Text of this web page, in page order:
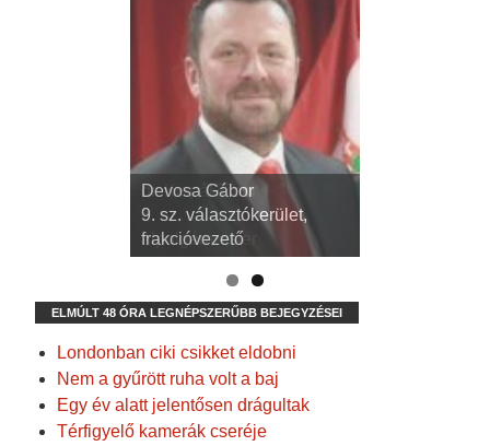
dr. Kispál Tibor
3. sz. választókerület,
alpolgármester
Devosa Gábor
9. sz. választókerület,
frakcióvezető
ELMÚLT 48 ÓRA LEGNÉPSZERŰBB BEJEGYZÉSEI
Londonban ciki csikket eldobni
Nem a gyűrött ruha volt a baj
Egy év alatt jelentősen drágultak
Térfigyelő kamerák cseréje